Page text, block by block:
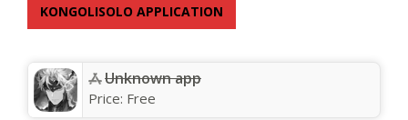
KONGOLISOLO APPLICATION
Unknown app
Price: Free